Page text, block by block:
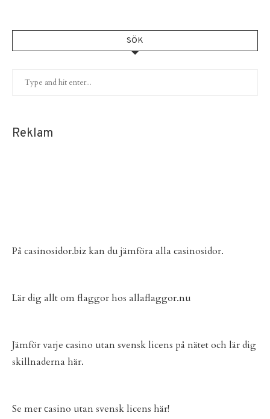
SÖK
Reklam
På casinosidor.bizkan du jämföra alla casinosidor.
Lär dig allt om flaggor hos allaflaggor.nu
Jämför varje casino utan svensk licens på nätet och lär dig
skillnaderna här.
Se merсasino utan svensk licens här!